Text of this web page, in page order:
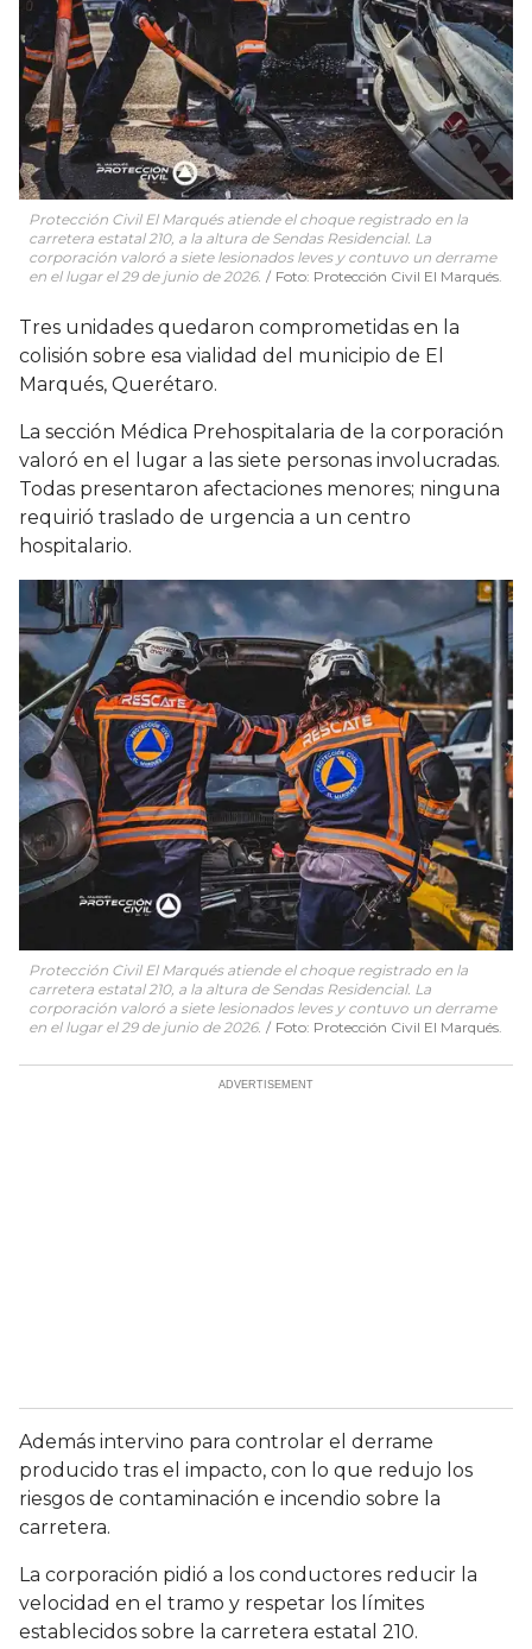
Protección Civil El Marqués atiende el choque registrado en la
carretera estatal 210, a la altura de Sendas Residencial. La
corporación valoró a siete lesionados leves y contuvo un derrame
en el lugar el 29 de junio de 2026.
Foto: Protección Civil El Marqués.
Tres unidades quedaron comprometidas en la
colisión sobre esa vialidad del municipio de El
Marqués, Querétaro.
La sección Médica Prehospitalaria de la corporación
valoró en el lugar a las siete personas involucradas.
Todas presentaron afectaciones menores; ninguna
requirió traslado de urgencia a un centro
hospitalario.
Protección Civil El Marqués atiende el choque registrado en la
carretera estatal 210, a la altura de Sendas Residencial. La
corporación valoró a siete lesionados leves y contuvo un derrame
en el lugar el 29 de junio de 2026.
Foto: Protección Civil El Marqués.
Además intervino para controlar el derrame
producido tras el impacto, con lo que redujo los
riesgos de contaminación e incendio sobre la
carretera.
La corporación pidió a los conductores reducir la
velocidad en el tramo y respetar los límites
establecidos sobre la carretera estatal 210.